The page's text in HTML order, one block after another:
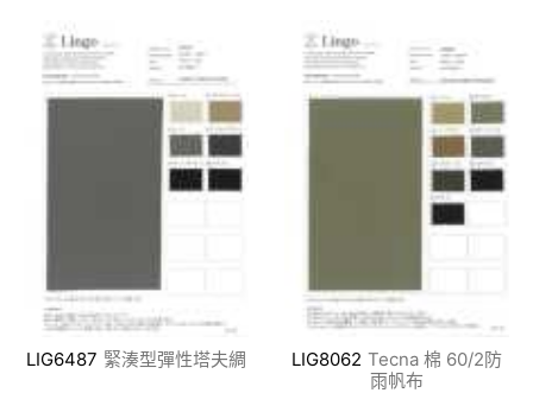
LIG6487 緊湊型彈性塔夫綢 LIG8062 Tecna 棉 60/2防
雨帆布